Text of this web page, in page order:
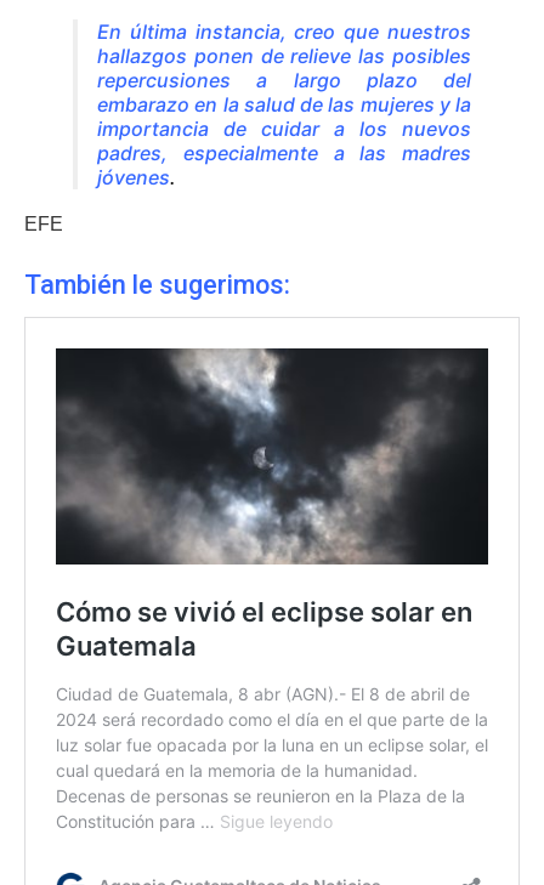
En última instancia, creo que nuestros
hallazgos ponen de relieve las posibles
repercusiones a largo plazo del
embarazo en la salud de las mujeres y la
importancia de cuidar a los nuevos
padres, especialmente a las madres
jóvenes.
EFE
También le sugerimos: